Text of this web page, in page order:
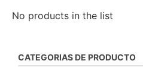
No products in the list
CATEGORIAS DE PRODUCTO